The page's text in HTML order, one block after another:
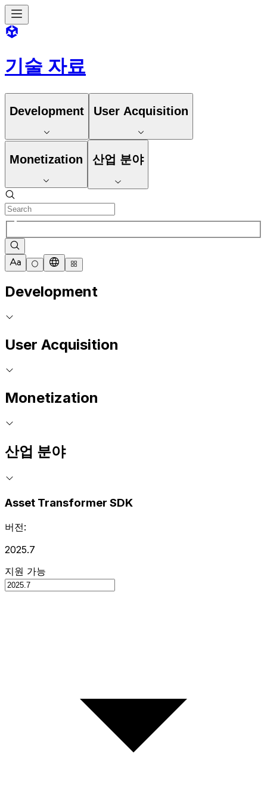
기술 자료
Development User Acquisition
Monetization 산업 분야
Development
User Acquisition
Monetization
산업 분야
Asset Transformer SDK
버전:
2025.7
지원 가능